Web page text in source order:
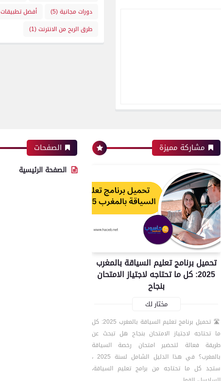
دورات مجانية(5) أفضل تطبيقات 2025
طرق الربح من الانترنت(1)
مشاركة مميزة
تحميل برنامج تعليم السياقة بالمغرب
2025: كل ما تحتاجه لاجتياز الامتحان
بنجاح
مختار لك
🛣️ تحميل برنامج تعليم السياقة بالمغرب 2025: كل
ما تحتاجه لاجتياز الامتحان بنجاح هل تبحث عن
طريقة فعالة لتحضير امتحان رخصة السياقة
بالمغرب؟ في هذا الدليل الشامل لسنة 2025 ،
ستجد كل ما تحتاجه من برامج تعليم السياقة،
الصفحات
الصفحة الرئيسية